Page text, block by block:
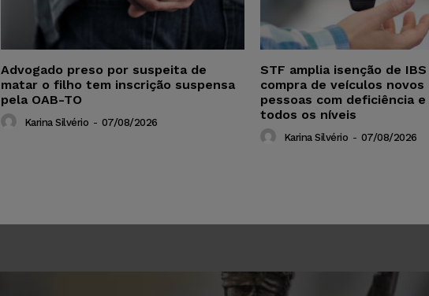
Advogado preso por suspeita de
matar o filho tem inscrição suspensa
pela OAB-TO
Karina Silvério - 07/08/2026
STF amplia isenção de
compra de veículos novos
pessoas com deficiência
todos os níveis
Karina Silvério - 07/08/2026